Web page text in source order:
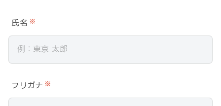
氏名 ※
フリガナ ※